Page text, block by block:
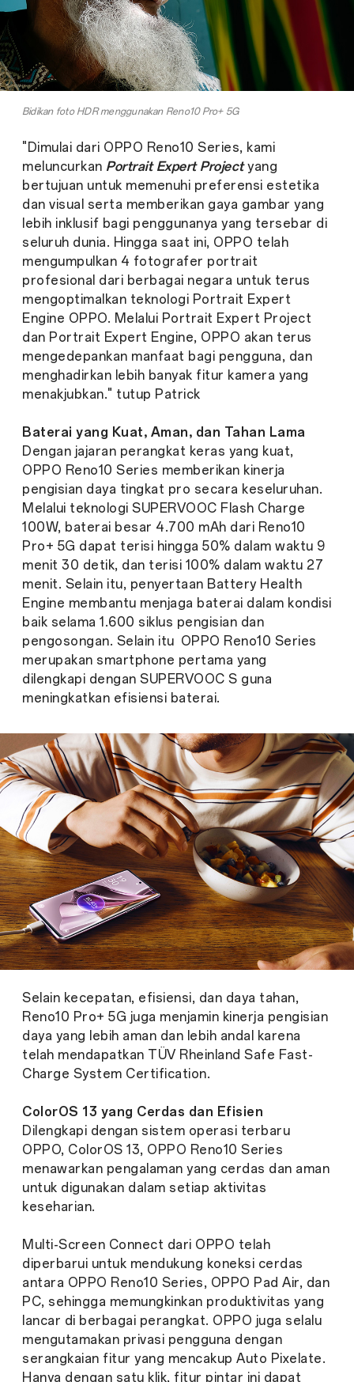
Bidikan foto HDR menggunakan Reno10 Pro+ 5G
"Dimulai dari OPPO Reno10 Series, kami
meluncurkan Portrait Expert Projectyang
bertujuan untuk memenuhi preferensi estetika
dan visual serta memberikan gaya gambar yang
lebih inklusif bagi penggunanya yang tersebar di
seluruh dunia. Hingga saat ini, OPPO telah
mengumpulkan 4 fotografer portrait
profesional dari berbagai negara untuk terus
mengoptimalkan teknologi Portrait Expert
Engine OPPO. Melalui Portrait Expert Project
dan Portrait Expert Engine, OPPO akan terus
mengedepankan manfaat bagi pengguna, dan
menghadirkan lebih banyak fitur kamera yang
menakjubkan." tutup Patrick
Baterai yang Kuat, Aman, dan Tahan Lama
Dengan jajaran perangkat keras yang kuat,
OPPO Reno10 Series memberikan kinerja
pengisian daya tingkat pro secara keseluruhan.
Melalui teknologi SUPERVOOC Flash Charge
100W, baterai besar 4.700 mAh dari Reno10
Pro+ 5G dapat terisi hingga 50% dalam waktu 9
menit 30 detik, dan terisi 100% dalam waktu 27
menit. Selain itu, penyertaan Battery Health
Engine membantu menjaga baterai dalam kondisi
baik selama 1.600 siklus pengisian dan
pengosongan. Selain itu OPPO Reno10 Series
merupakan smartphone pertama yang
dilengkapi dengan SUPERVOOC S guna
meningkatkan efisiensi baterai.
Selain kecepatan, efisiensi, dan daya tahan,
Reno10 Pro+ 5G juga menjamin kinerja pengisian
daya yang lebih aman dan lebih andal karena
telah mendapatkan TÜV Rheinland Safe Fast-
Charge System Certification.
ColorOS 13 yang Cerdas dan Efisien
Dilengkapi dengan sistem operasi terbaru
OPPO, ColorOS 13, OPPO Reno10 Series
menawarkan pengalaman yang cerdas dan aman
untuk digunakan dalam setiap aktivitas
keseharian.
Multi-Screen Connect dari OPPO telah
diperbarui untuk mendukung koneksi cerdas
antara OPPO Reno10 Series, OPPO Pad Air, dan
PC, sehingga memungkinkan produktivitas yang
lancar di berbagai perangkat. OPPO juga selalu
mengutamakan privasi pengguna dengan
serangkaian fitur yang mencakup Auto Pixelate.
Hanya dengan satu klik, fitur pintar ini dapat